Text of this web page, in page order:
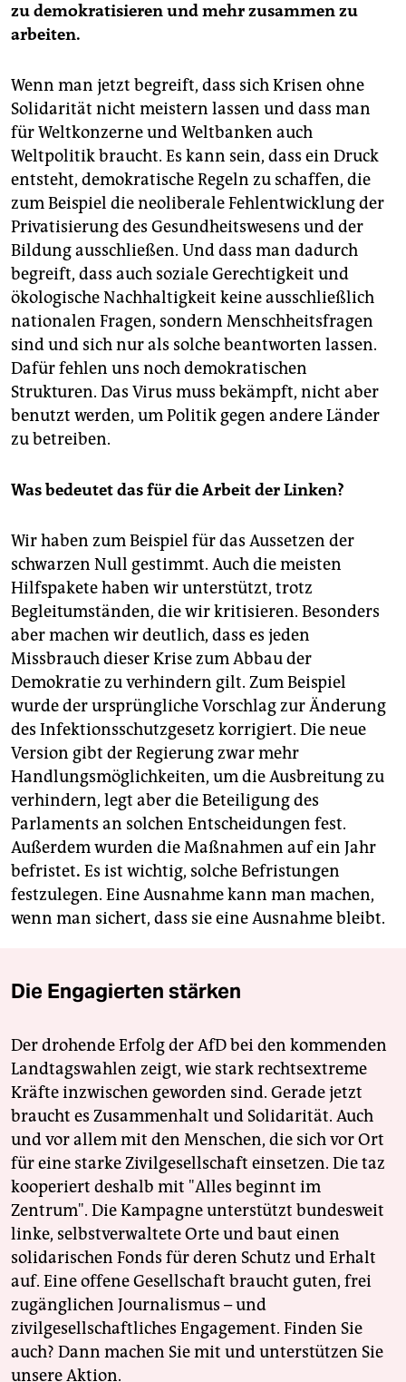
zu demokratisieren und mehr zusammen zu
arbeiten.
Wenn man jetzt begreift, dass sich Krisen ohne
Solidarität nicht meistern lassen und dass man
für Weltkonzerne und Weltbanken auch
Weltpolitik braucht. Es kann sein, dass ein Druck
entsteht, demokratische Regeln zu schaffen, die
zum Beispiel die neoliberale Fehlentwicklung der
Privatisierung des Gesundheitswesens und der
Bildung ausschließen. Und dass man dadurch
begreift, dass auch soziale Gerechtigkeit und
ökologische Nachhaltigkeit keine ausschließlich
nationalen Fragen, sondern Menschheitsfragen
sind und sich nur als solche beantworten lassen.
Dafür fehlen uns noch demokratischen
Strukturen. Das Virus muss bekämpft, nicht aber
benutzt werden, um Politik gegen andere Länder
zu betreiben.
Was bedeutet das für die Arbeit der Linken?
Wir haben zum Beispiel für das Aussetzen der
schwarzen Null gestimmt. Auch die meisten
Hilfspakete haben wir unterstützt, trotz
Begleitumständen, die wir kritisieren. Besonders
aber machen wir deutlich, dass es jeden
Missbrauch dieser Krise zum Abbau der
Demokratie zu verhindern gilt. Zum Beispiel
wurde der ursprüngliche Vorschlag zur Änderung
des Infektionsschutzgesetz korrigiert. Die neue
Version gibt der Regierung zwar mehr
Handlungsmöglichkeiten, um die Ausbreitung zu
verhindern, legt aber die Beteiligung des
Parlaments an solchen Entscheidungen fest.
Außerdem wurden die Maßnahmen auf ein Jahr
befristet. Es ist wichtig, solche Befristungen
festzulegen. Eine Ausnahme kann man machen,
wenn man sichert, dass sie eine Ausnahme bleibt.
Die Engagierten stärken
Der drohende Erfolg der AfD bei den kommenden
Landtagswahlen zeigt, wie stark rechtsextreme
Kräfte inzwischen geworden sind. Gerade jetzt
braucht es Zusammenhalt und Solidarität. Auch
und vor allem mit den Menschen, die sich vor Ort
für eine starke Zivilgesellschaft einsetzen. Die taz
kooperiert deshalb mit "Alles beginnt im
Zentrum". Die Kampagne unterstützt bundesweit
linke, selbstverwaltete Orte und baut einen
solidarischen Fonds für deren Schutz und Erhalt
auf. Eine offene Gesellschaft braucht guten, frei
zugänglichen Journalismus – und
zivilgesellschaftliches Engagement. Finden Sie
auch? Dann machen Sie mit und unterstützen Sie
unsere Aktion.